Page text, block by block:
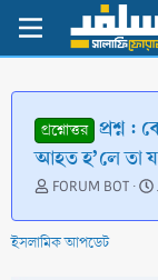
প্রশ্নোত্তর প্রশ্ন :
আহত হ’লে তা
T
r
e
FORUM BOT
ইসলামিক আপডেট